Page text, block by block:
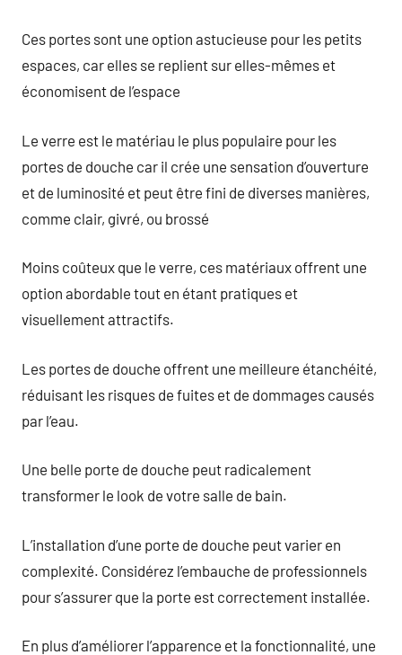
Ces portes sont une option astucieuse pour les petits
espaces, car elles se replient sur elles-mêmes et
économisent de l’espace
Le verre est le matériau le plus populaire pour les
portes de douche car il crée une sensation d’ouverture
et de luminosité et peut être fini de diverses manières,
comme clair, givré, ou brossé
Moins coûteux que le verre, ces matériaux offrent une
option abordable tout en étant pratiques et
visuellement attractifs.
Les portes de douche offrent une meilleure étanchéité,
réduisant les risques de fuites et de dommages causés
par l’eau.
Une belle porte de douche peut radicalement
transformer le look de votre salle de bain.
L’installation d’une porte de douche peut varier en
complexité. Considérez l’embauche de professionnels
pour s’assurer que la porte est correctement installée.
En plus d’améliorer l’apparence et la fonctionnalité, une